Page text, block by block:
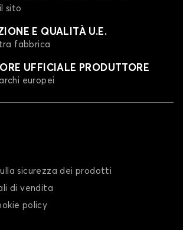
sito
E QUALITÀ U.E.
fabbrica
UFFICIALE PRODUTTORE
europei
sicurezza dei prodotti
di vendita
policy